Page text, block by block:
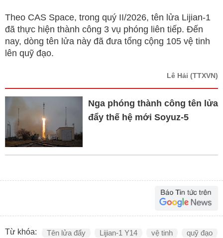
Theo CAS Space, trong quý II/2026, tên lửa Lijian-1
đã thực hiện thành công 3 vụ phóng liên tiếp. Đến
nay, dòng tên lửa này đã đưa tổng cộng 105 vệ tinh
lên quỹ đạo.
Lê Hải (TTXVN)
Nga phóng thành công tên lửa
đẩy thế hệ mới Soyuz-5
Từ khóa: Tên lửa đẩy Lijian-1 Y14 vệ tinh quỹ đạo